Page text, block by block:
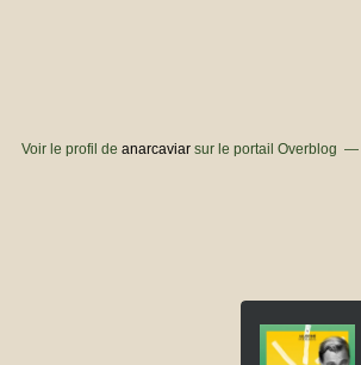
Voir le profil de anarcaviar sur le portail Overblog